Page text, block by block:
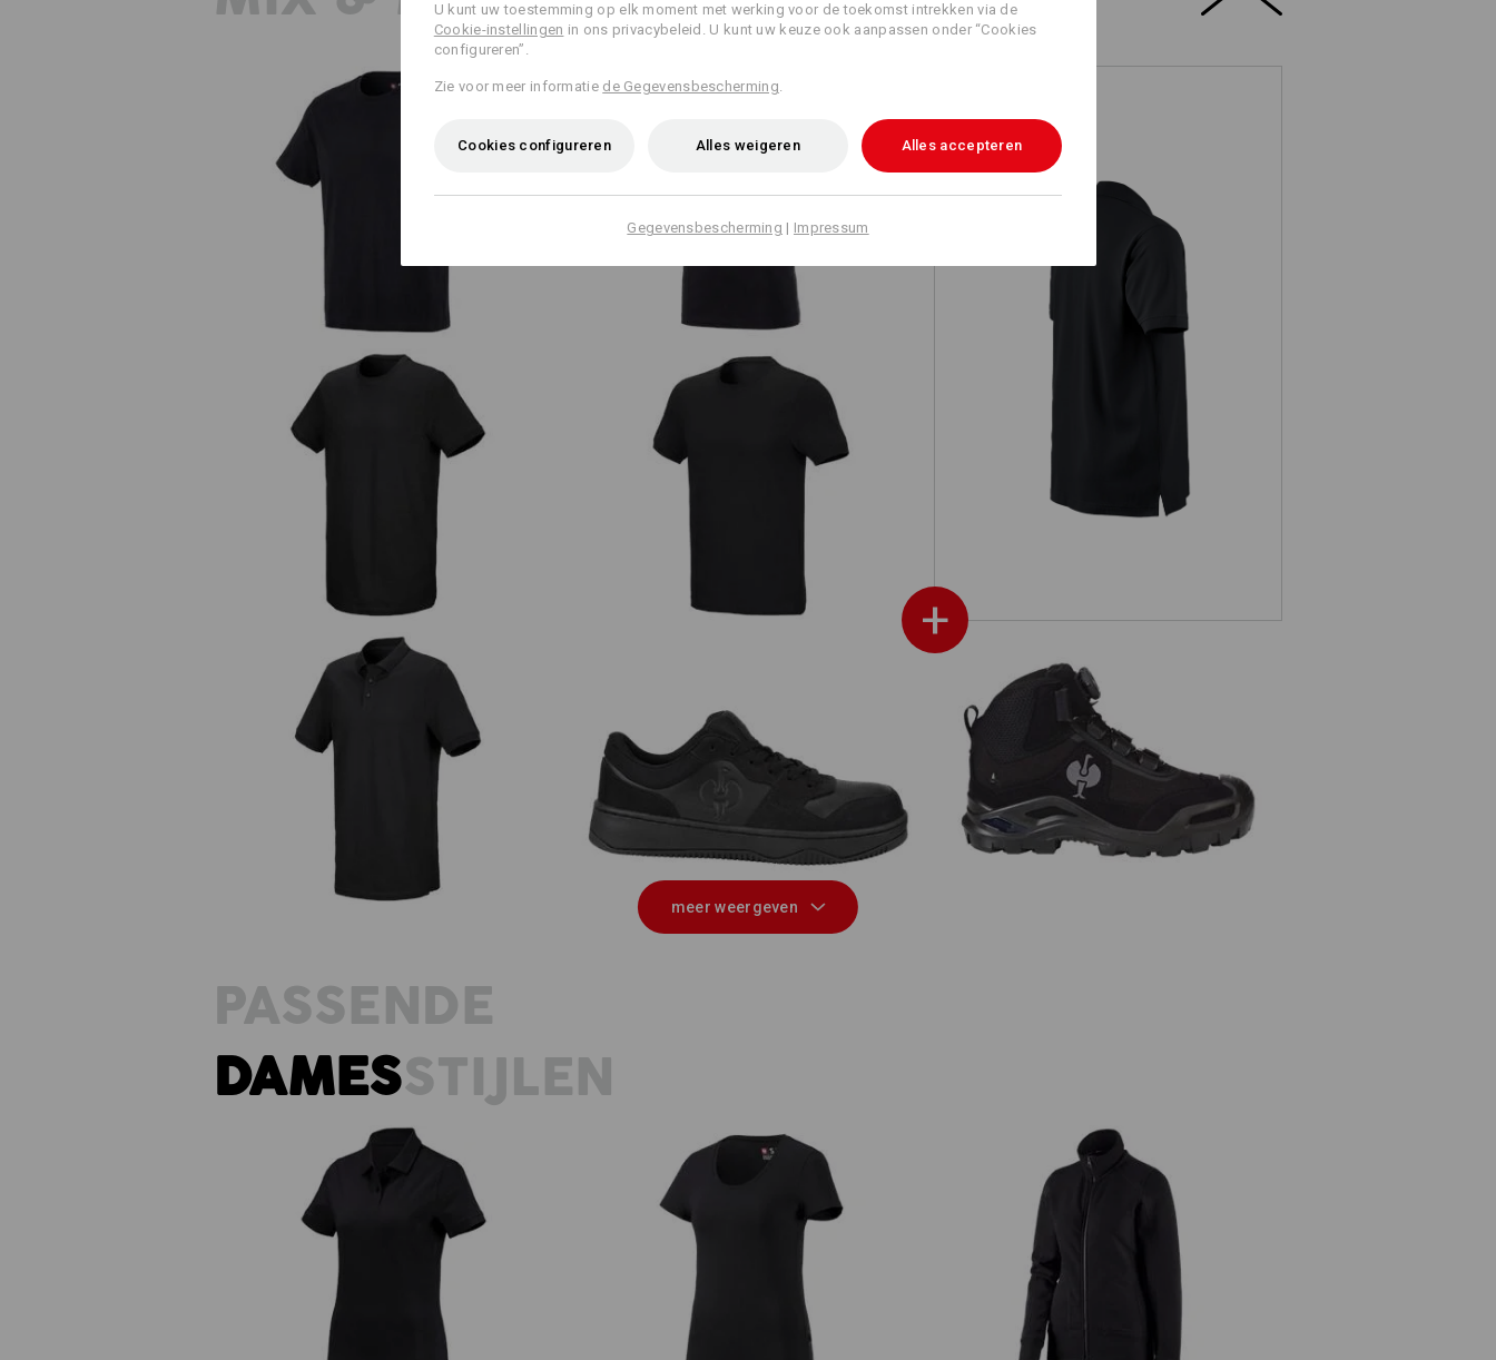
e.s. Polo-Shirt cotton
+
e.s. T-Shirt cotton e.s. Athletic-Shirt cotton
e.s. T-Shirt cotton stretch, long fit e.s. T-Shirt cotton stretch, slim fit
e.s. Piqué-Polo cotton stretch, long fit
S1 Halfhoge veiligheidsschoen e.s.
S3 Veiligheidsschoenen e.s. Kastra II
mid
meer weergeven
PASSENDE
DAMESSTIJLEN
e.s. Polo-Shirt cotton, dames e.s. T-Shirt cotton stretch, dames e.s. Sweatjack poly cotton, dames
U kunt uw toestemming op elk moment met werking voor de toekomst intrekken via de
Cookie-instellingen in ons privacybeleid. U kunt uw keuze ook aanpassen onder “Cookies
configureren”.
Zie voor meer informatie de Gegevensbescherming
Cookies configureren Alles weigeren Alles accepteren
Gegevensbescherming | Impressum